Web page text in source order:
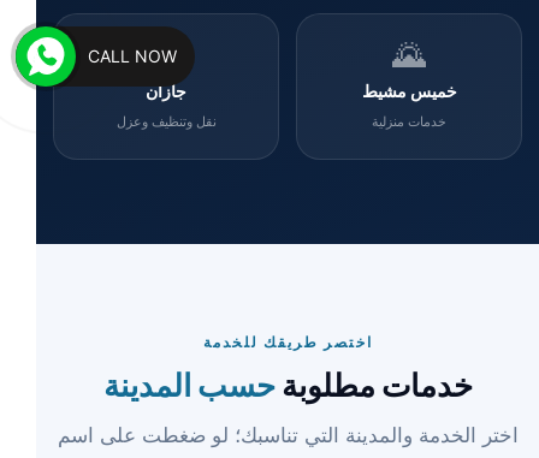
🌄
خميس مشيط
خدمات منزلية
🌊
جازان
نقل وتنظيف وعزل
اختصر طريقك للخدمة
خدمات مطلوبةحسب المدينة
اختر الخدمة والمدينة التي تناسبك؛ لو ضغطت على اسم
CALL NOW